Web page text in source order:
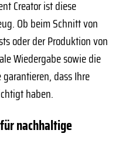
Creator ist diese
Ob beim Schnitt von
oder der Produktion von
Wiedergabe sowie die
dass Ihre
haben.
nachhaltige